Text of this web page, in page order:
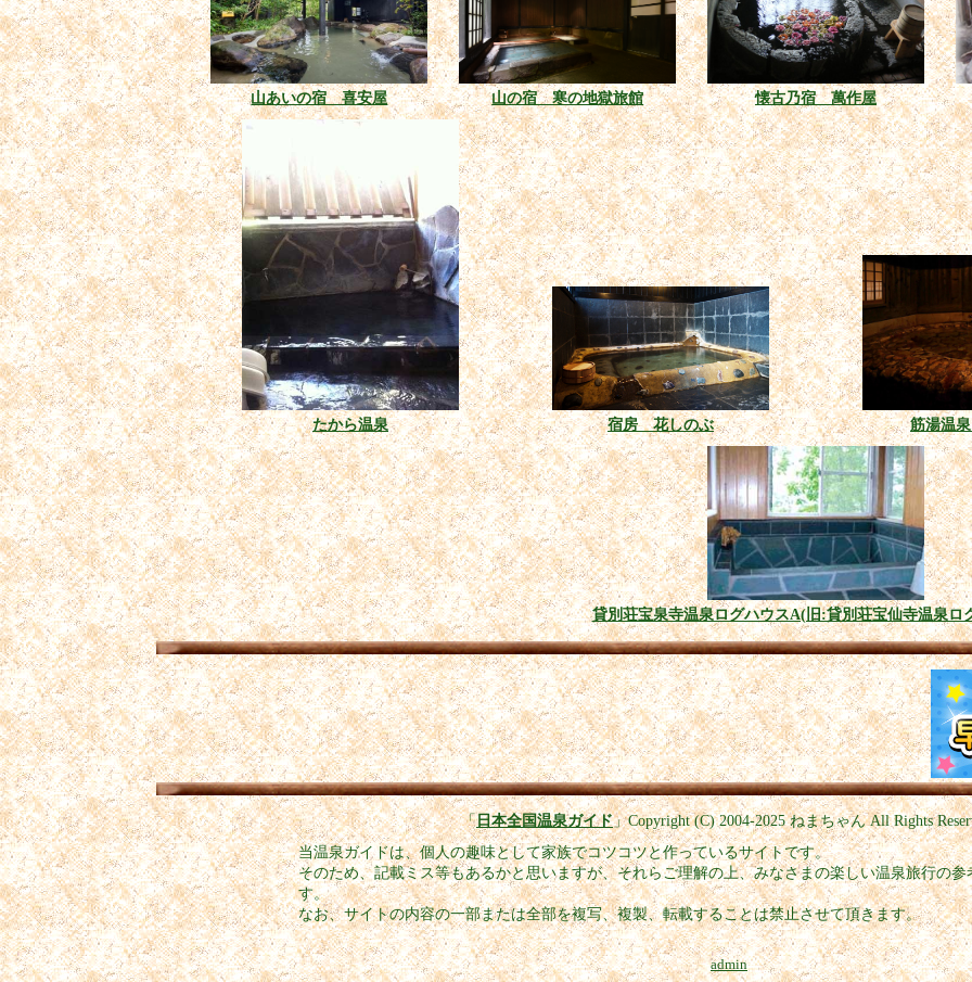
山あいの宿 喜安屋 山の宿 寒の地獄旅館 懐古乃宿 萬作屋
たから温泉 宿房 花しのぶ 筋湯温
貸別荘宝泉寺温泉ログハウスA(旧:貸別荘宝仙寺温泉ロ
「日本全国温泉ガイド」Copyright (C) 2004-2025ねまちゃん All Rights
当温泉ガイドは、個人の趣味として家族でコツコツと作っているサイトです。
そのため、記載ミス等もあるかと思いますが、それらご理解の上、みなさまの楽しい温泉旅行の
す。
なお、サイトの内容の一部または全部を複写、複製、転載することは禁止させて頂きます。
admin